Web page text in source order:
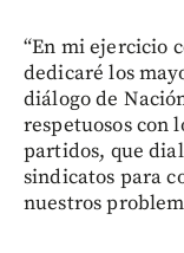
“En mi ejercicio
dedicaré los
diálogo de
respetuosos con
partidos, que
sindicatos para
nuestros